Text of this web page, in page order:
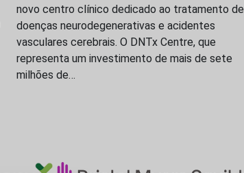
novo centro clínico dedicado ao tratamento de
doenças neurodegenerativas e acidentes
vasculares cerebrais. O DNTx Centre, que
representa um investimento de mais de sete
milhões de…